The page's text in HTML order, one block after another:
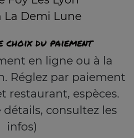
La Demi Lune
choix du paiement
en ligne ou à la
Réglez par paiement
restaurant, espèces.
consultez les
infos)